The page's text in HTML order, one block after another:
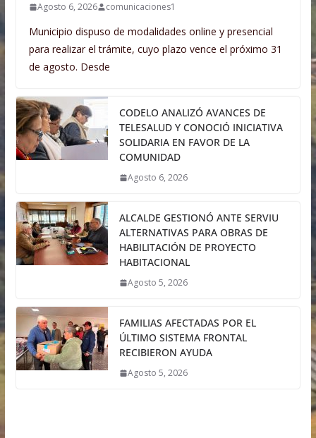
Agosto 6, 2026 comunicaciones1
Municipio dispuso de modalidades online y presencial
para realizar el trámite, cuyo plazo vence el próximo 31
de agosto. Desde
CODELO ANALIZÓ AVANCES DE
TELESALUD Y CONOCIÓ INICIATIVA
SOLIDARIA EN FAVOR DE LA
COMUNIDAD
Agosto 6, 2026
ALCALDE GESTIONÓ ANTE SERVIU
ALTERNATIVAS PARA OBRAS DE
HABILITACIÓN DE PROYECTO
HABITACIONAL
Agosto 5, 2026
FAMILIAS AFECTADAS POR EL
ÚLTIMO SISTEMA FRONTAL
RECIBIERON AYUDA
Agosto 5, 2026